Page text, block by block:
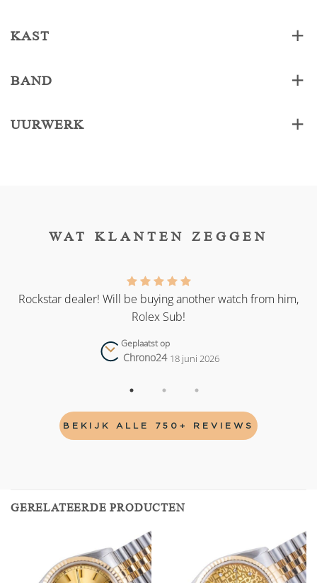
KAST
BAND
UURWERK
WAT KLANTEN ZEGGEN
Rockstar dealer! Will be buying another watch from him,
Rolex Sub!
Geplaatst op
Chrono24 18 juni 2026
BEKIJK ALLE 750+ REVIEWS
GERELATEERDE PRODUCTEN
Add to
wishlist
Add to
wishlist